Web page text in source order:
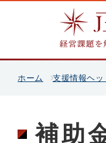
ホーム 支援情報ヘッ
補助